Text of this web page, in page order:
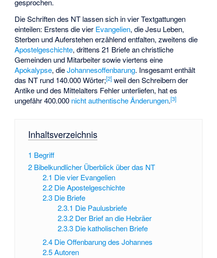
gesprochen.
Die Schriften des NT lassen sich in vier Textgattungen
einteilen: Erstens die vier Evangelien, die Jesu Leben,
Sterben und Auferstehen erzählend entfalten, zweitens die
Apostelgeschichte, drittens 21 Briefe an christliche
Gemeinden und Mitarbeiter sowie viertens eine
Apokalypse, dieJohannesoffenbarung. Insgesamt enthält
das NT rund 140.000 Wörter;[2] weil den Schreibern der
Antike und des Mittelalters Fehler unterliefen, hat es
ungefähr 400.000 nicht authentische Änderungen.[3]
Inhaltsverzeichnis
1 Begriff
2 Bibelkundlicher Überblick über das NT
2.1 Die vier Evangelien
2.2 Die Apostelgeschichte
2.3 Die Briefe
2.3.1 Die Paulusbriefe
2.3.2 Der Brief an die Hebräer
2.3.3 Die katholischen Briefe
2.4 Die Offenbarung des Johannes
2.5 Autoren